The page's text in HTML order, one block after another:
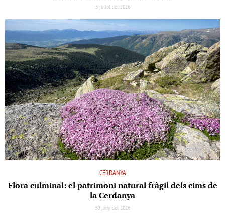
3 juliol del 2026
CERDANYA
Flora culminal: el patrimoni natural fràgil dels cims de
la Cerdanya
30 juny del 2026